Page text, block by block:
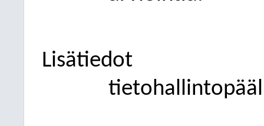
Lisätiedot